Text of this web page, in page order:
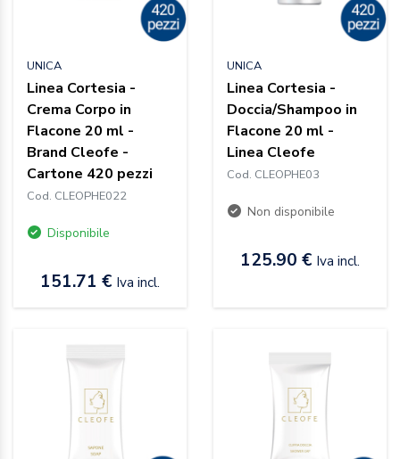
UNICA
Linea Cortesia -
Crema Corpo in
Flacone 20 ml -
Brand Cleofe -
Cartone 420 pezzi
Cod. CLEOPHE022
Disponibile
151.71 € Iva incl.
UNICA
Linea Cortesia -
Doccia/Shampoo in
Flacone 20 ml -
Linea Cleofe
Cod. CLEOPHE03
Non disponibile
125.90 € Iva incl.